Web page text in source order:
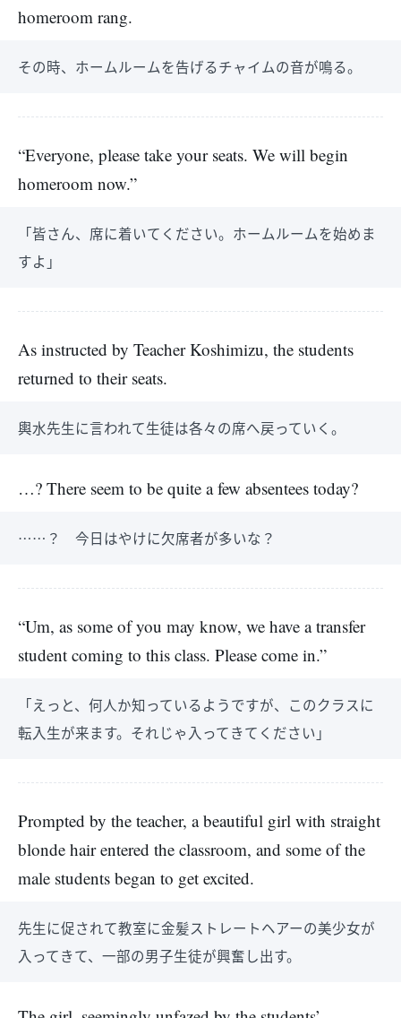
homeroom rang.
その時、ホームルームを告げるチャイムの音が鳴る。
“Everyone, please take your seats. We will begin
homeroom now.”
「皆さん、席に着いてください。ホームルームを始めま
すよ」
As instructed by Teacher Koshimizu, the students
returned to their seats.
輿水先生に言われて生徒は各々の席へ戻っていく。
…? There seem to be quite a few absentees today?
……？ 今日はやけに欠席者が多いな？
“Um, as some of you may know, we have a transfer
student coming to this class. Please come in.”
「えっと、何人か知っているようですが、このクラスに
転入生が来ます。それじゃ入ってきてください」
Prompted by the teacher, a beautiful girl with straight
blonde hair entered the classroom, and some of the
male students began to get excited.
先生に促されて教室に金髪ストレートヘアーの美少女が
入ってきて、一部の男子生徒が興奮し出す。